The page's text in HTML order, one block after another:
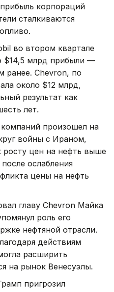
корпораций
сталкиваются
во втором квартале
$14,5 млрд прибыли —
ранее. Chevron, по
около $12 млрд,
результат как
лет.
произошел на
войны с Ираном,
росту цен на нефть выше
ослабления
цены на нефть
главу Chevron Майка
роль его
нефтяной отрасли.
действиям
расширить
на рынок Венесуэлы.
пригрозил